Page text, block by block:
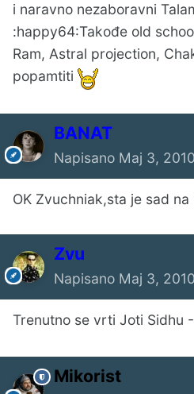
i naravno nezaboravni
:happy64:Takođe old
Ram, Astral projection,
popamtiti
BANAT
Napisano Maj 3, 2010
OK Zvuchniak,sta je sad
Zvu
Napisano Maj 3, 2010
Trenutno se vrti Joti Sidhu
Mikorist